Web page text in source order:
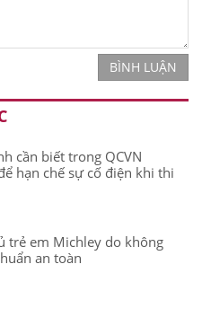
BÌNH LUẬN
cần biết trong QCVN
hạn chế sự cố điện khi thi
trẻ em Michley do không
an toàn